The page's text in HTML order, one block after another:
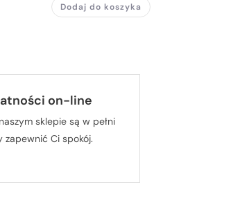
Dodaj do koszyka
on-line
sklepie są w pełni
zapewnić Ci spokój.